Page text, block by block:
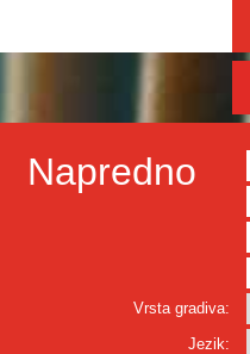
Napredno
Vrsta gradiva:
Jezik: